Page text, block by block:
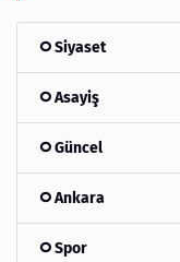
Siyaset
Asayiş
Güncel
Ankara
Spor